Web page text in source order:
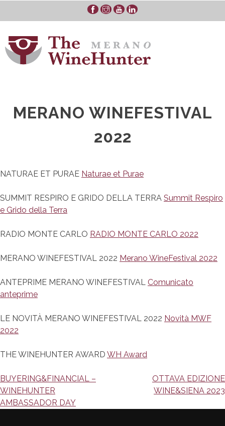
MERANO WINEFESTIVAL
2022
NATURAE ET PURAE Naturae et Purae
SUMMIT RESPIRO E GRIDO DELLA TERRA Summit Respiro
e Grido della Terra
RADIO MONTE CARLO RADIO MONTE CARLO 2022
MERANO WINEFESTIVAL 2022 Merano WineFestival 2022
ANTEPRIME MERANO WINEFESTIVAL Comunicato
anteprime
LE NOVITÀ MERANO WINEFESTIVAL 2022 Novità MWF
2022
THE WINEHUNTER AWARD WH Award
Navigazione
articoli
BUYERING&FINANCIAL –
WINEHUNTER
AMBASSADOR DAY
OTTAVA EDIZIONE
WINE&SIENA 2023